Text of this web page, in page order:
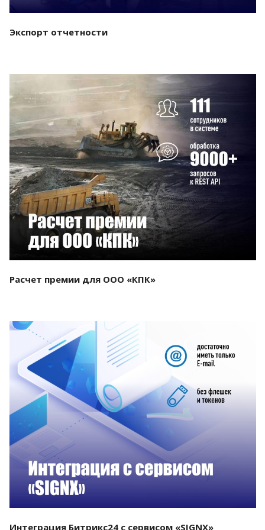
Экспорт отчетности
Смотреть проект
Расчет премии для ООО «КПК»
Смотреть проект
Интеграция Битрикс24 с сервисом «SIGNX»